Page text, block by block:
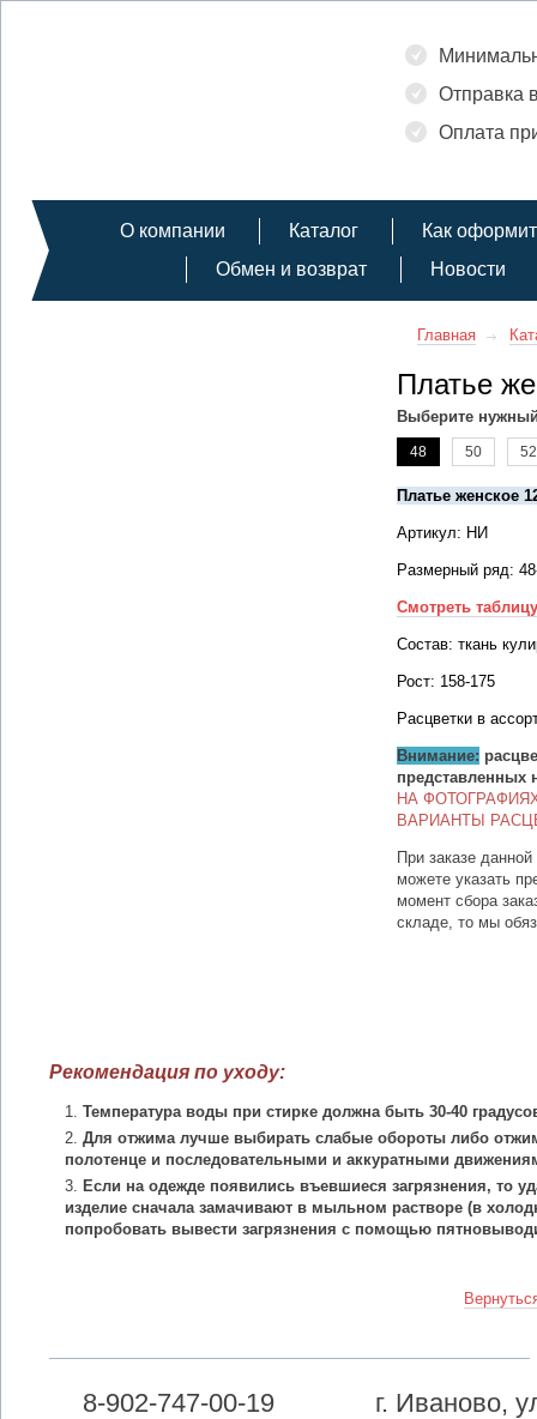
Отправка
Оплата
О компании Каталог
Как
Обмен и возврат
Новости
Главная
Платье
Выберите
48 50 52
Платье женское
Артикул: НИ
Размерный ряд:
Смотреть
Состав: ткань
Рост: 158-175
Расцветки в
Внимание:
представленных
НА
ВАРИАНТЫ
При заказе
можете указать
момент сбора
складе, то мы
Рекомендация по уходу:
Температура воды при стирке должна быть 30-40
Для отжима лучше выбирать слабые обороты либо
полотенце и последовательными и аккуратными
Если на одежде появились въевшиеся загрязнения, то
изделие сначала замачивают в мыльном растворе (в
попробовать вывести загрязнения с помощью
8-902-747-00-19 г. Иваново,